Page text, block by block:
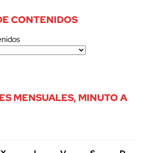
CONTENIDOS
MENSUALES, MINUTO A